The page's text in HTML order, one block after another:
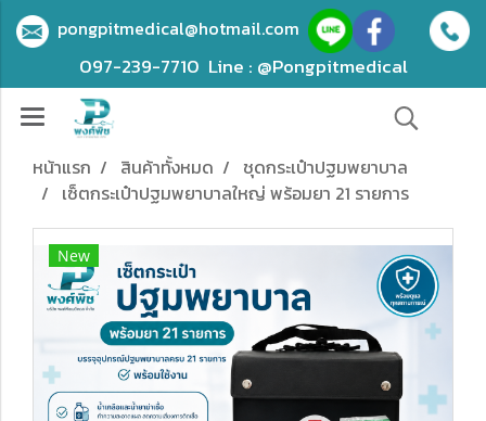
pongpitmedical@hotmail.com
097-239-7710 Line : @Pongpitmedical
หน้าแรก สินค้าทั้งหมด
ชุดกระเป๋าปฐมพยาบาล
เซ็ตกระเป๋าปฐมพยาบาลใหญ่ พร้อมยา 21 รายการ
New